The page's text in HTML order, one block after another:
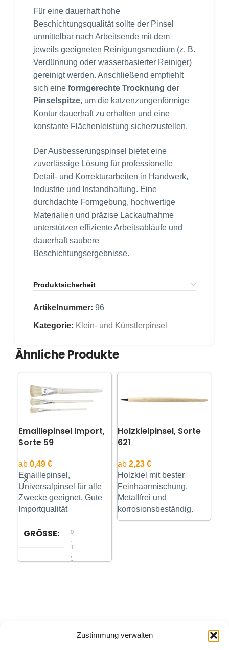
Zustimmung verwalten
Für eine dauerhaft hohe
Beschichtungsqualität sollte der Pinsel
unmittelbar nach Arbeitsende mit dem
jeweils geeigneten Reinigungsmedium (z. B.
Verdünnung oder wasserbasierter Reiniger)
gereinigt werden. Anschließend empfiehlt
sich eine formgerechte Trocknung der
Pinselspitze, um die katzenzungenförmige
Kontur dauerhaft zu erhalten und eine
konstante Flächenleistung sicherzustellen.
Der Ausbesserungspinsel bietet eine
zuverlässige Lösung für professionelle
Detail- und Korrekturarbeiten in Handwerk,
Industrie und Instandhaltung. Eine
durchdachte Formgebung, hochwertige
Materialien und präzise Lackaufnahme
unterstützen effiziente Arbeitsabläufe und
dauerhaft saubere
Beschichtungsergebnisse.
Produktsicherheit
Artikelnummer: 96
Kategorie: Klein- und Künstlerpinsel
Ähnliche Produkte
Emaillepinsel Import,
Sorte 59
ab 0,49 €
Emaillepinsel,
Universalpinsel für alle
Zwecke geeignet. Gute
Importqualität
GRÖSSE
0
1
2
Holzkielpinsel, Sorte
621
ab 2,23 €
Holzkiel mit bester
Feinhaarmischung.
Metallfrei und
korrosionsbeständig.